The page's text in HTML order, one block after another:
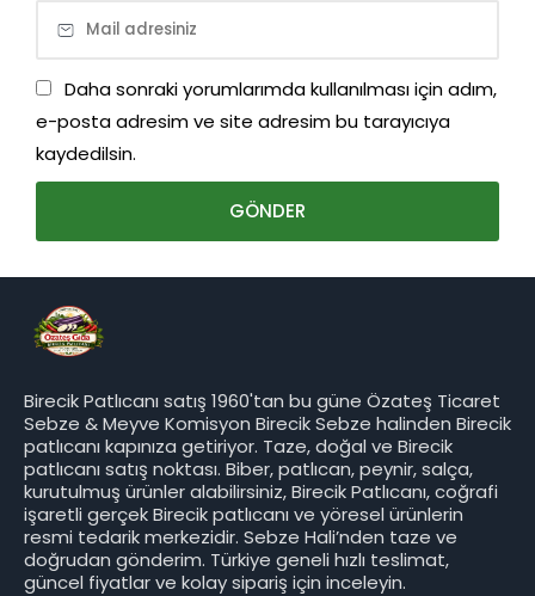
Daha sonraki yorumlarımda kullanılması için adım,
e-posta adresim ve site adresim bu tarayıcıya
kaydedilsin.
Birecik Patlıcanı satış 1960'tan bu güne Özateş Ticaret
Sebze & Meyve Komisyon Birecik Sebze halinden Birecik
patlıcanı kapınıza getiriyor. Taze, doğal ve Birecik
patlıcanı satış noktası. Biber, patlıcan, peynir, salça,
kurutulmuş ürünler alabilirsiniz, Birecik Patlıcanı, coğrafi
işaretli gerçek Birecik patlıcanı ve yöresel ürünlerin
resmi tedarik merkezidir. Sebze Hali’nden taze ve
doğrudan gönderim. Türkiye geneli hızlı teslimat,
güncel fiyatlar ve kolay sipariş için inceleyin.